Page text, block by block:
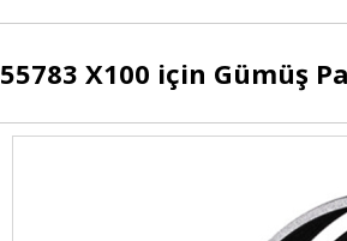
55783 X100 için Gümüş